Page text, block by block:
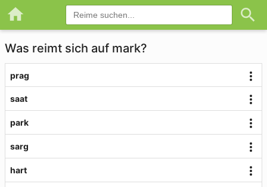
Was reimt sich auf mark?
prag
saat
park
sarg
hart